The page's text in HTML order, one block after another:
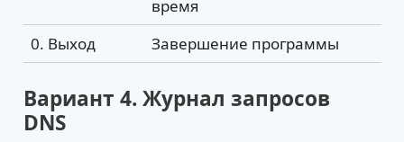
время
0. Выход
Завершение программы
Вариант 4. Журнал запросов
DNS